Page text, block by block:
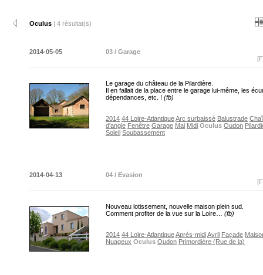
Oculus | 4 résultat(s)
2014-05-05
03 / Garage
Le garage du château de la Pilardière.
Il en fallait de la place entre le garage lui-même, les
dépendances, etc. ! (fb)
2014 44 Loire-AtlantiqueArc surbaissé Balustrade
d'angle Fenêtre Garage Mai Midi Oculus Oudon
Soleil Soubassement
2014-04-13
04 / Evasion
Nouveau lotissement, nouvelle maison plein sud.
Comment profiter de la vue sur la Loire… (fb)
2014 44 Loire-AtlantiqueAprès-midiAvril Façade
Nuageux Oculus Oudon Primordière (Rue de la)